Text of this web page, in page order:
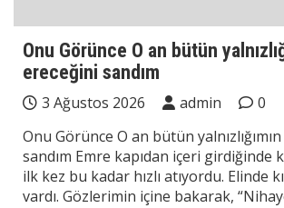
Onu Görünce O an bütün
ereceğini sandım
3 Ağustos 2026 admin
0
Onu Görünce O an bütün
sandım Emre kapıdan içeri girdiğinde
ilk kez bu kadar hızlı atıyordu. Elinde
vardı. Gözlerimin içine bakarak,